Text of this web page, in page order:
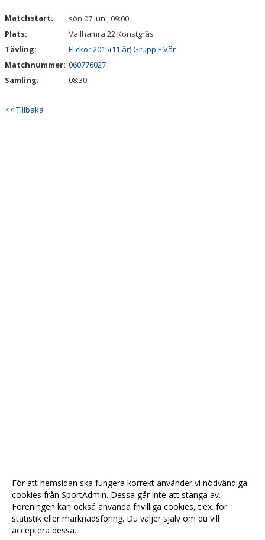
Matchstart:
sön 07 juni, 09:00
Plats:
Vallhamra 22 Konstgräs
Tävling:
Flickor 2015(11 år) Grupp F Vår
Matchnummer: 060776027
Samling:
08:30
<< Tillbaka
För att hemsidan ska fungera korrekt använder vi nödvändiga
cookies från SportAdmin. Dessa går inte att stänga av.
Föreningen kan också använda frivilliga cookies, t.ex. för
statistik eller marknadsföring. Du väljer själv om du vill
acceptera dessa.